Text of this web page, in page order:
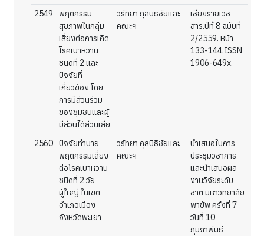
2549
พฤติกรรม
สุขภาพในกลุ่ม
เสี่ยงต่อการเกิด
โรคเบาหวาน
ชนิดที่ 2 และ
ปัจจัยที่
เกี่ยวข้อง โดย
การมีส่วนร่วม
ของชุมชนและผู้
มีส่วนได้ส่วนเสีย
วรัทยา กุลนิธิชัยและ
คณะฯ
เชียงรายเวช
สาร.ปีทึ่ 8 ฉบับที่
2/2559. หน้า
133-144.ISSN
1906-649x.
2560 ปัจจัยทำนาย
พฤติกรรมเสี่ยง
ต่อโรคเบาหวาน
ชนิดที่ 2 วัย
ผู้ใหญ่ ในเขต
อำเภอเมือง
จังหวัดพะเยา
วรัทยา กุลนิธิชัยและ
คณะฯ
นำเสนอในการ
ประชุมวิชาการ
และนำเสนอผล
งานวิจัยระดับ
ชาติ มหาวิทยาลัย
พายัพ ครั้งที่ 7
วันที่ 10
กุมภาพันธ์